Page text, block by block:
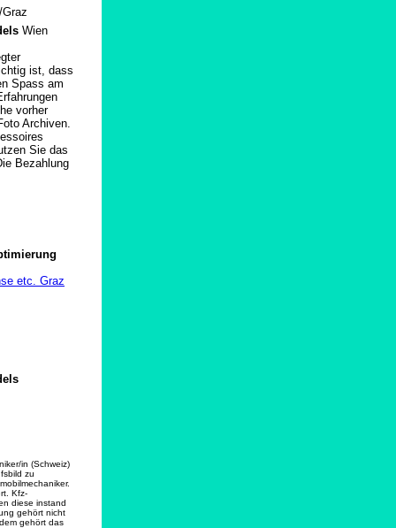
Wien
ist, dass
Spass am
vorher
Archiven.
Sie das
Bezahlung
etc. Graz
in (Schweiz)
zu
Kfz-
diese instand
gehört nicht
gehört das